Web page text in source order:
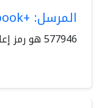
المرسل: +Facebook